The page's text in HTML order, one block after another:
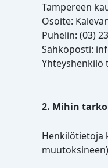
Tampereen
Osoite:
Puhelin: (03)
Sähköposti:
Yhteyshenkilö
2. Mihin
Henkilötietoja